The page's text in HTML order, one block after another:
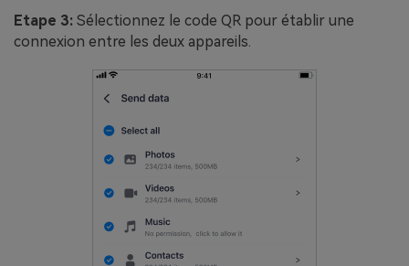
Etape 3: Sélectionnez le code QR pour établir une
connexion entre les deux appareils.